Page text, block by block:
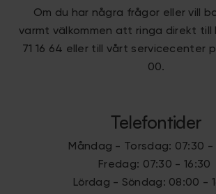
Om du har några frågor eller vill
varmt välkommen att ringa direkt till
71 16 64 eller till vårt servicecenter
00.
Telefontider
Måndag - Torsdag: 07:30 -
Fredag: 07:30 - 16:30
Lördag - Söndag: 08:00 -